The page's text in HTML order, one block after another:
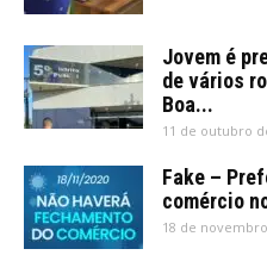
Jovem é
de vários
Boa...
11 de outubro
Fake –
comércio
18 de